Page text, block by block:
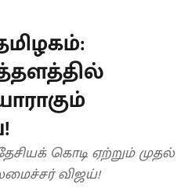
கொடி ஏற்றும் முதல்
விஜய்!